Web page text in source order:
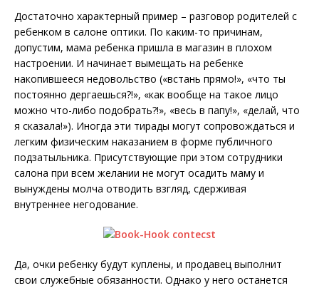
Достаточно характерный пример – разговор родителей с
ребенком в салоне оптики. По каким-то причинам,
допустим, мама ребенка пришла в магазин в плохом
настроении. И начинает вымещать на ребенке
накопившееся недовольство («встань прямо!», «что ты
постоянно дергаешься?!», «как вообще на такое лицо
можно что-либо подобрать?!», «весь в папу!», «делай, что
я сказала!»). Иногда эти тирады могут сопровождаться и
легким физическим наказанием в форме публичного
подзатыльника. Присутствующие при этом сотрудники
салона при всем желании не могут осадить маму и
вынуждены молча отводить взгляд, сдерживая
внутреннее негодование.
Да, очки ребенку будут куплены, и продавец выполнит
свои служебные обязанности. Однако у него останется